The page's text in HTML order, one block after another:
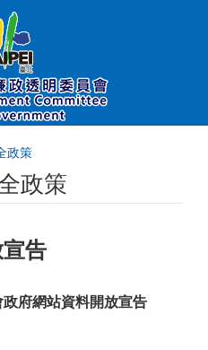
政策
政策
告
府網站資料開放宣告